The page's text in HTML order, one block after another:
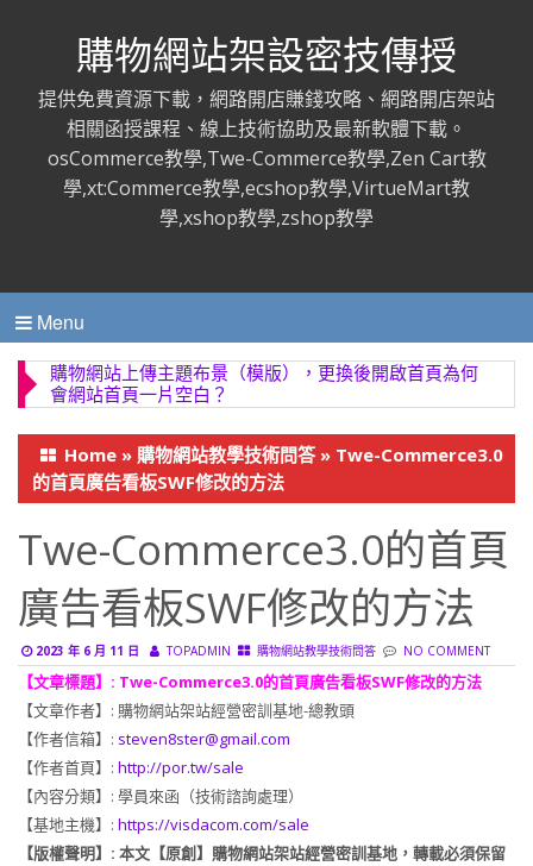
購物網站架設密技傳授
提供免費資源下載，網路開店賺錢攻略、網路開店架站
相關函授課程、線上技術協助及最新軟體下載。
osCommerce教學,Twe-Commerce教學,Zen Cart教
學,xt:Commerce教學,ecshop教學,VirtueMart教
學,xshop教學,zshop教學
Menu
購物網站上傳主題布景（模版），更換後開啟首頁為何
會網站首頁一片空白？
Home » 購物網站教學技術問答 » Twe-Commerce3.0
的首頁廣告看板SWF修改的方法
Twe-Commerce3.0的首頁
廣告看板SWF修改的方法
2023 年 6 月 11 日 TOPADMIN 購物網站教學技術問答 NO COMMENT
【文章標題】: Twe-Commerce3.0的首頁廣告看板SWF修改的方法
【文章作者】: 購物網站架站經營密訓基地-總教頭
【作者信箱】: steven8ster@gmail.com
【作者首頁】: http://por.tw/sale
【內容分類】: 學員來函（技術諮詢處理）
【基地主機】: https://visdacom.com/sale
【版權聲明】: 本文【原創】購物網站架站經營密訓基地，轉載必須保留